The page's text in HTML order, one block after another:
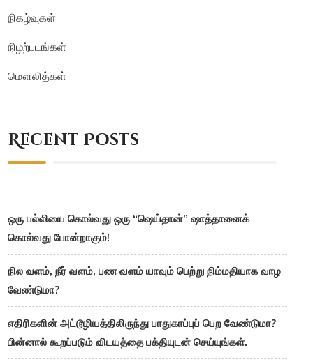
நிகழ்வுகள்
நிழற்படங்கள்
மௌலித்கள்
Recent Posts
ஒரு பல்லியை கொல்வது ஒரு “ஷெய்தான்” ஷாத்தானைக்
கொல்வது போன்றாகும்!
நில வளம், நீர் வளம், பண வளம் யாவும் பெற்று நிம்மதியாக வாழ
வேண்டுமா?
எதிரிகளின் அட்டூழியத்திலிருந்து பாதுகாப்புப் பெற வேண்டுமா?
பின்னால் கூறப்படும் விடயத்தை பக்தியுடன் செய்யுங்கள்.